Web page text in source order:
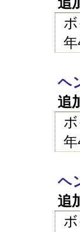
ヘ
追
ヘ
追